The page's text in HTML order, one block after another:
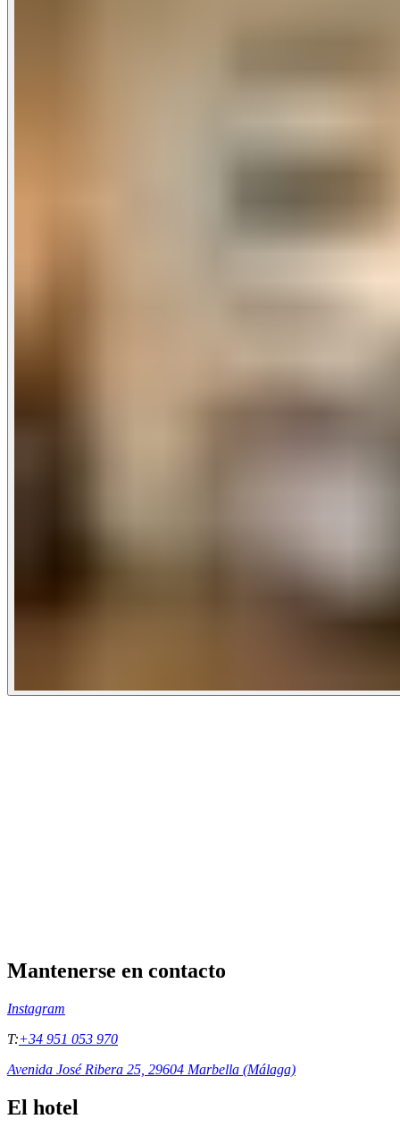
Mantenerse en contacto
Instagram
T:+34 951 053 970
Avenida José Ribera 25, 29604 Marbella (Málaga)
El hotel